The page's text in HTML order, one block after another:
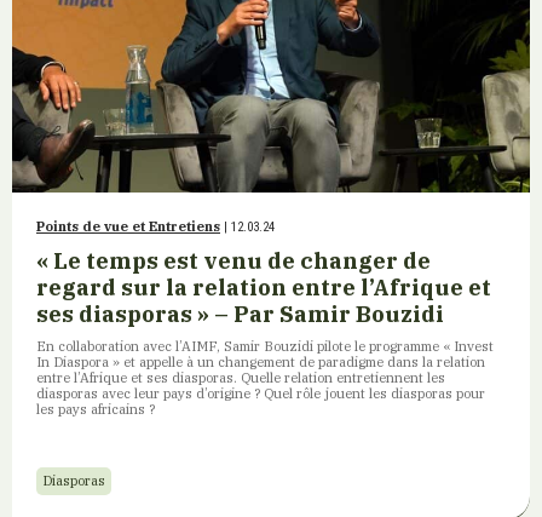
Points de vue et Entretiens | 12.03.24
« Le temps est venu de changer de
regard sur la relation entre l’Afrique et
ses diasporas » – Par Samir Bouzidi
En collaboration avec l’AIMF, Samir Bouzidi pilote le programme « Invest
In Diaspora » et appelle à un changement de paradigme dans la relation
entre l’Afrique et ses diasporas. Quelle relation entretiennent les
diasporas avec leur pays d’origine ? Quel rôle jouent les diasporas pour
les pays africains ?
Diasporas